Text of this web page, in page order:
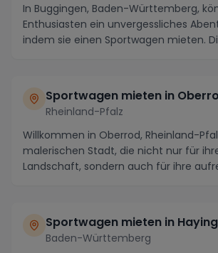
In Buggingen, Baden-Württemberg,
Enthusiasten ein unvergessliches
indem sie einen Sportwagen mieten.
Sportwagen mieten in
Rheinland-Pfalz
Willkommen in Oberrod, Rheinland-
malerischen Stadt, die nicht nur für
Landschaft, sondern auch für ihre
Sportwagen mieten in
Baden-Württemberg